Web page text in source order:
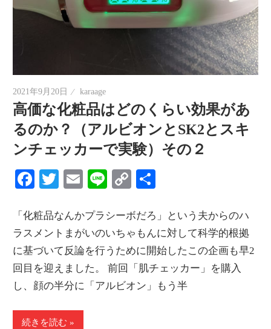
2021年9月20日 karaage
高価な化粧品はどのくらい効果があ
るのか？（アルビオンとSK2とスキ
ンチェッカーで実験）その２
Facebook
Twitter
EmailLineCopy
「化粧品なんかプラシーボだろ」という夫からのハ
ラスメントまがいのいちゃもんに対して科学的根拠
に基づいて反論を行うために開始したこの企画も早2
回目を迎えました。 前回「肌チェッカー」を購入
し、顔の半分に「アルビオン」もう半
続きを読む